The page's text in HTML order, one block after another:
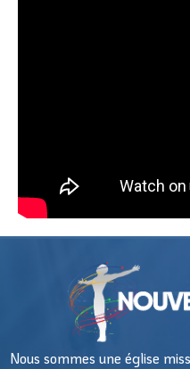
Nous sommes une église